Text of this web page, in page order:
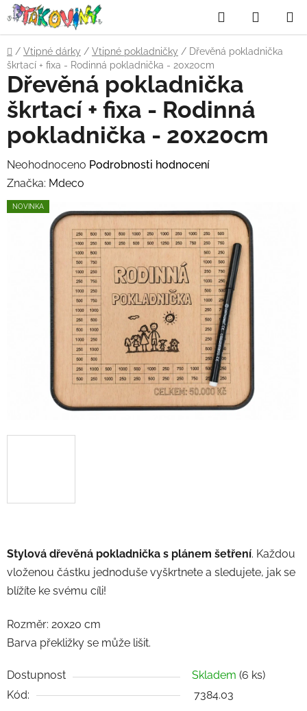
Přejít
na
obsah
Hledat
KOŠÍK
Domů
/ Vtipné dárky / Vtipné pokladničky / Dřevěná pokladnička
škrtací + fixa - Rodinná pokladnička - 20x20cm
Stylová dřevěná pokladnička s plánem šetření. Každou
vloženou částku jednoduše vyškrtnete a sledujete, jak se
blížíte ke svému cíli!
Rozměr: 20x20 cm
Barva překližky se může lišit.
Dostupnost Skladem (6 ks)
Kód:
7384.03
Dřevěná pokladnička
škrtací + fixa - Rodinná
pokladnička - 20x20cm
Průměrné
hodnocení
produktu
Neohodnoceno Podrobnosti hodnocení
Značka: Mdeco
NOVINKA